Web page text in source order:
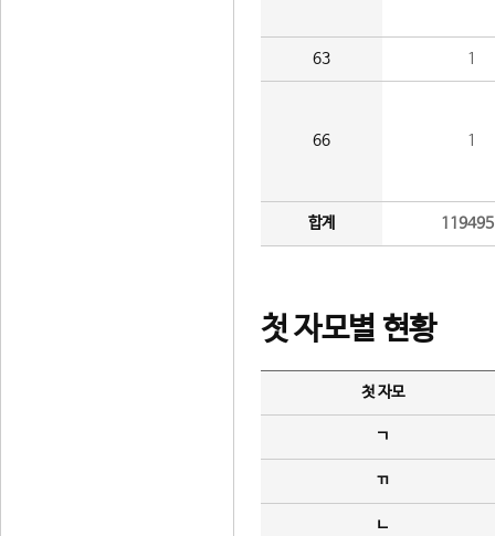
63 1
66 1
합계
첫 자모별 현황
첫 자모
ㄱ
ㄲ
ㄴ